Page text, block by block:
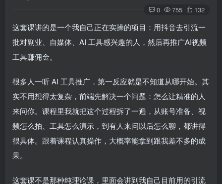
0 755 132
这套课讲的是一个我自己正在实操的项目：用抖音去引流一
批对副业、自媒体、AI 工具感兴趣的人，然后再推广AI视频
工具赚佣金。
很多人一听 AI 工具推广，第一反应就是不知道从哪开始。其
实不用想得太复杂，前端先解决一个问题：怎么让精准的人
来问你。课程里我就把这个过程拆了一遍，从账号准备、视
频怎么拍、工具怎么演示，到有人来问以后怎么聊，都讲得
很具体。跟着课程认真操作，大概率能拿到跟我差不多的成
果。
这套课不是那种纯理论课，里面会讲到我自己目前用的引流